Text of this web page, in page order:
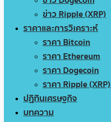
ข่าว Ripple (XRP)
ราคาและการวิเคราะห์
ราคา Bitcoin
ราคา Ethereum
ราคา Dogecoin
ราคา Ripple (XRP)
ปฏิทินเศรษฐกิจ
บทความ